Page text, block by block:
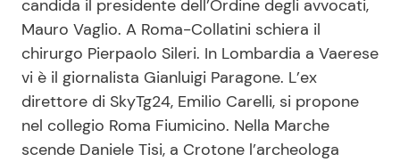
candida il presidente dell’Ordine degli avvocati,
Mauro Vaglio. A Roma-Collatini schiera il
chirurgo Pierpaolo Sileri. In Lombardia a Vaerese
vi è il giornalista Gianluigi Paragone. L’ex
direttore di SkyTg24, Emilio Carelli, si propone
nel collegio Roma Fiumicino. Nella Marche
scende Daniele Tisi, a Crotone l’archeologa